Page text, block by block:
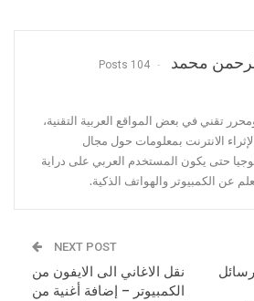
محمد 104 Posts
تقني في بعض المواقع العربية التقنية،
الانترنت بمعلومات حول مجال
حتى يكون المستخدم العربي على دراية
عن الكمبيوتر والهواتف الذكية.
NEXT POST
نقل الاغاني الى الايفون من
الكمبيوتر – إضافة أغنية من